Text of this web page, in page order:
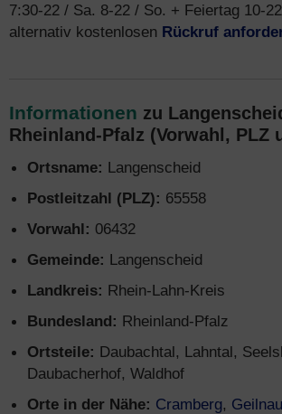
7:30-22 / Sa. 8-22 / So. + Feiertag 10-
alternativ kostenlosen Rückruf
Informationen zu
Rheinland-Pfalz (Vorwahl, PLZ
Ortsname: Langenscheid
Postleitzahl (PLZ): 65558
Vorwahl: 06432
Gemeinde: Langenscheid
Landkreis: Rhein-Lahn-Kreis
Bundesland: Rheinland-Pfalz
Ortsteile: Daubachtal, Lahntal,
Daubacherhof, Waldhof
Orte in der Nähe: Cramberg, Geilnau